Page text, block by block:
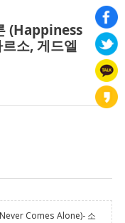
(Happiness
소, 게드엘
Comes Alone)- 소